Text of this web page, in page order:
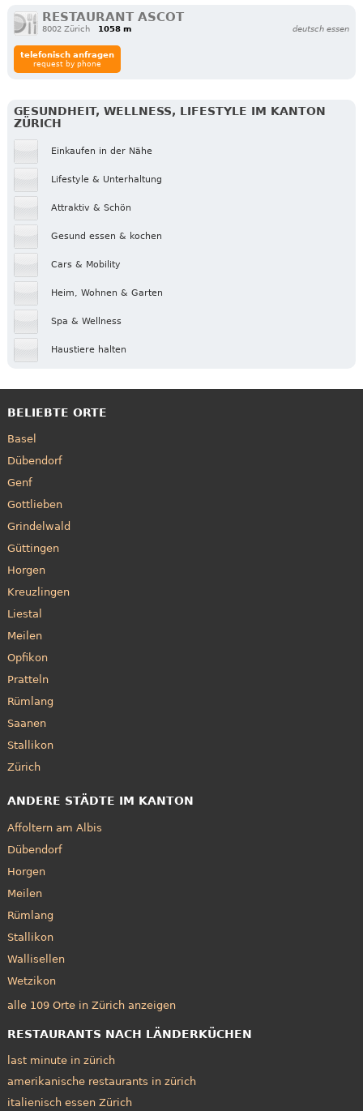
RESTAURANT ASCOT
8002 Zürich 1058 m deutsch essen
telefonisch anfragen
request by phone
GESUNDHEIT, WELLNESS, LIFESTYLE IM KANTON
ZÜRICH
Einkaufen in der Nähe
Lifestyle & Unterhaltung
Attraktiv & Schön
Gesund essen & kochen
Cars & Mobility
Heim, Wohnen & Garten
Spa & Wellness
Haustiere halten
BELIEBTE ORTE
Basel
Dübendorf
Genf
Gottlieben
Grindelwald
Güttingen
Horgen
Kreuzlingen
Liestal
Meilen
Opfikon
Pratteln
Rümlang
Saanen
Stallikon
Zürich
ANDERE STÄDTE IM KANTON
Affoltern am Albis
Dübendorf
Horgen
Meilen
Rümlang
Stallikon
Wallisellen
Wetzikon
alle 109 Orte in Zürich anzeigen
RESTAURANTS NACH LÄNDERKÜCHEN
last minute in zürich
amerikanische restaurants in zürich
italienisch essen Zürich